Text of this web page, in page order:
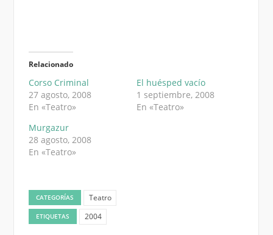
Relacionado
Corso Criminal
27 agosto, 2008
En «Teatro»
El huésped vacío
1 septiembre, 2008
En «Teatro»
Murgazur
28 agosto, 2008
En «Teatro»
CATEGORÍAS Teatro
ETIQUETAS 2004